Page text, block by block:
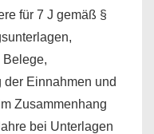
für 7 J gemäß §
Belege,
Einnahmen und
Zusammenhang
bei Unterlagen